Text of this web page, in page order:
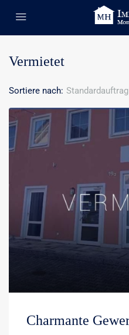
Vermietet
Sortiere nach: Standardauftrag